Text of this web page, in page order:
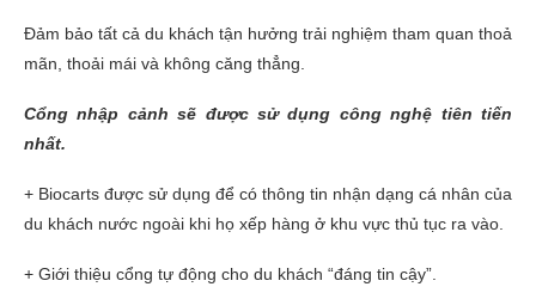
Đảm bảo tất cả du khách tận hưởng trải nghiệm tham quan thoả
mãn, thoải mái và không căng thẳng.
Cổng nhập cảnh sẽ được sử dụng công nghệ tiên tiến
nhất.
+ Biocarts được sử dụng để có thông tin nhận dạng cá nhân của
du khách nước ngoài khi họ xếp hàng ở khu vực thủ tục ra vào.
+ Giới thiệu cổng tự động cho du khách “đáng tin cậy”.